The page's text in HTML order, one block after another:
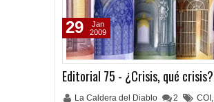
Editorial 75 - ¿Crisis, qué crisis?
La Caldera del Diablo 2 COI ,
29
Jan
2009